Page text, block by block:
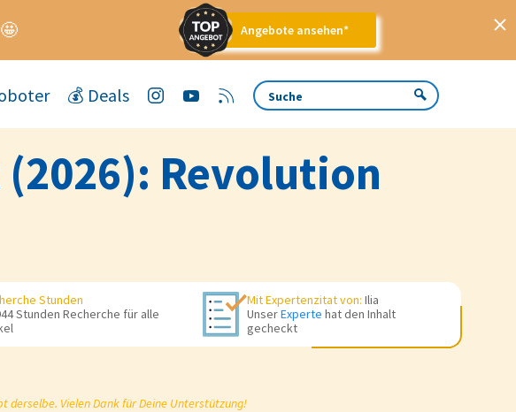
🤩 Angebote ansehen*
💰 Deals
(2026): Revolution
Stunden
Stunden Recherche für alle
Mit Expertenzitat von: Ilia
UnserExperte hat den Inhalt
gecheckt
derselbe. Vielen Dank für Deine Unterstützung!